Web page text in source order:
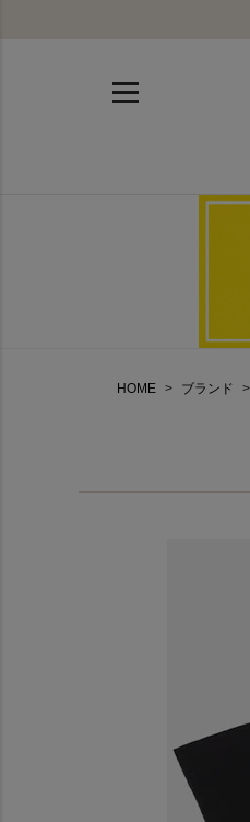
HOME ブランド